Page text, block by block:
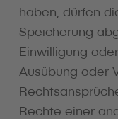
haben, dürfen
Speicherung
Einwilligung
Ausübung oder
Rechte einer